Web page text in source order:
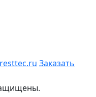
Заказать